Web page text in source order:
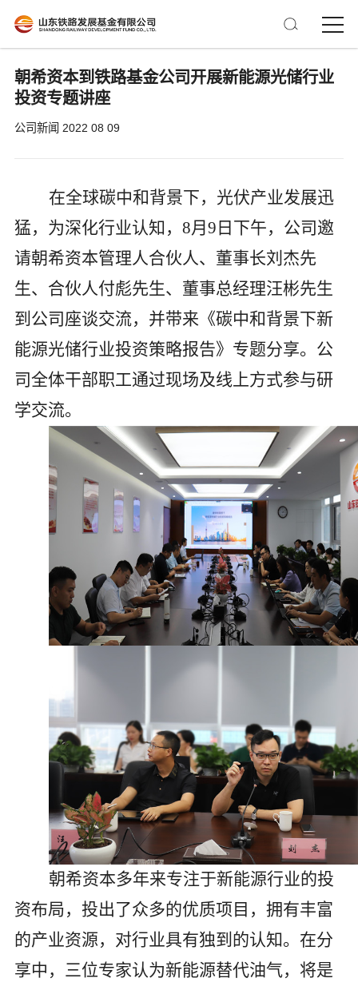
朝希资本到铁路基金公司开展新能源光储行业
投资专题讲座
公司新闻 2022 08 09
在全球碳中和背景下，光伏产业发展迅
猛，为深化行业认知， 8月9日下午，公司邀
请朝希资本管理人合伙人、董事长刘杰先
生、合伙人付彪先生、董事总经理汪彬先生
到公司座谈交流，并带来《碳中和背景下新
能源光储行业投资策略报告》专题分享。公
司全体干部职工通过现场及线上方式参与研
学交流。
朝希资本多年来专注于新能源行业的投
资布局，投出了众多的优质项目，拥有丰富
的产业资源，对行业具有独到的认知。在分
享中，三位专家认为新能源替代油气，将是